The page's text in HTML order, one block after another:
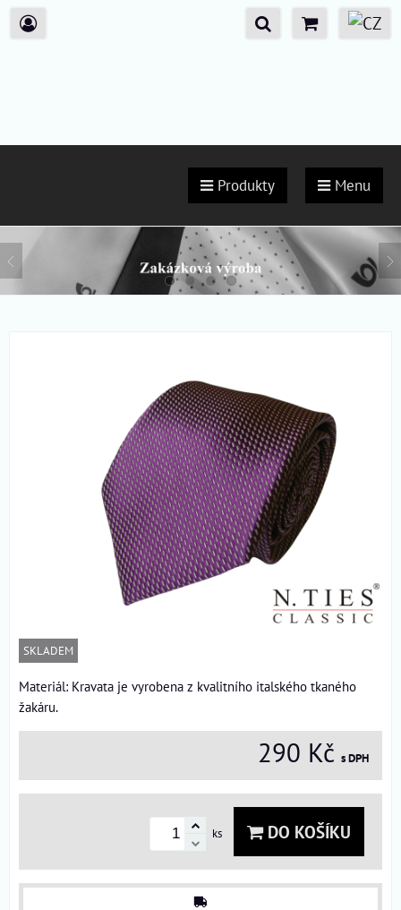
Produkty Menu
SKLADEM
Materiál: Kravata je vyrobena z kvalitního italského tkaného
žakáru.
290 Kč s DPH
ks DO KOŠÍKU